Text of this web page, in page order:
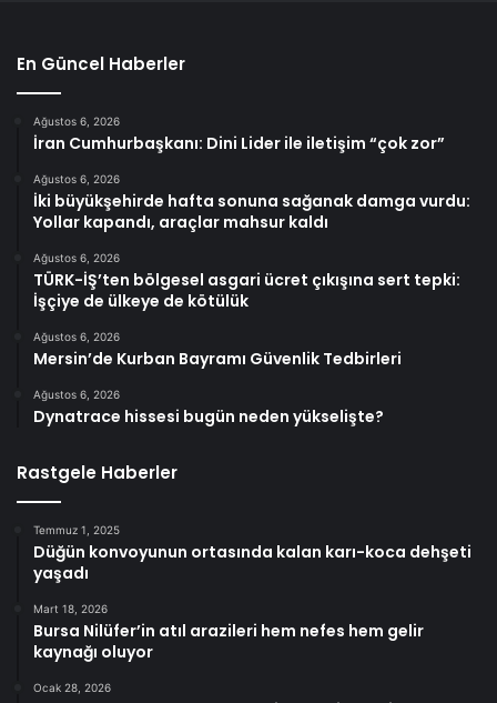
En Güncel Haberler
Ağustos 6, 2026
İran Cumhurbaşkanı: Dini Lider ile iletişim “çok zor”
Ağustos 6, 2026
İki büyükşehirde hafta sonuna sağanak damga vurdu:
Yollar kapandı, araçlar mahsur kaldı
Ağustos 6, 2026
TÜRK-İŞ’ten bölgesel asgari ücret çıkışına sert tepki:
İşçiye de ülkeye de kötülük
Ağustos 6, 2026
Mersin’de Kurban Bayramı Güvenlik Tedbirleri
Ağustos 6, 2026
Dynatrace hissesi bugün neden yükselişte?
Rastgele Haberler
Temmuz 1, 2025
Düğün konvoyunun ortasında kalan karı-koca dehşeti
yaşadı
Mart 18, 2026
Bursa Nilüfer’in atıl arazileri hem nefes hem gelir
kaynağı oluyor
Ocak 28, 2026